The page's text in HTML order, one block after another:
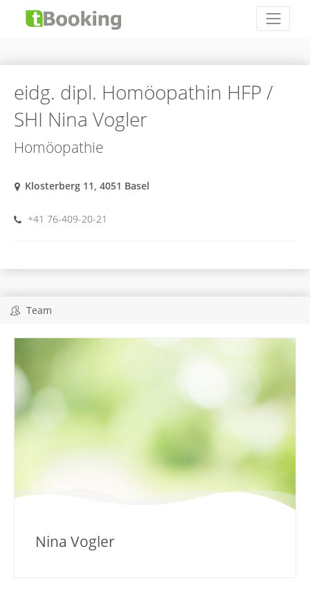
eidg. dipl. Homöopathin HFP /
SHI Nina Vogler
Homöopathie
Klosterberg 11, 4051 Basel
+41 76-409-20-21
Team
Nina Vogler